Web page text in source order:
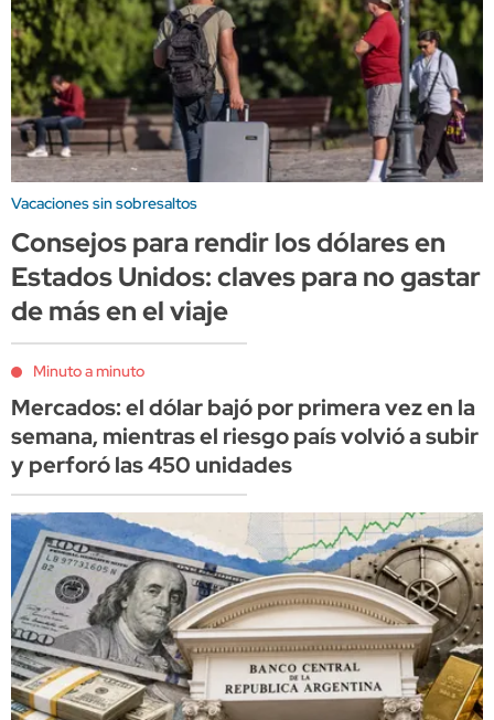
Vacaciones sin sobresaltos
Consejos para rendir los dólares en
Estados Unidos: claves para no gastar
de más en el viaje
Minuto a minuto
Mercados: el dólar bajó por primera vez en la
semana, mientras el riesgo país volvió a subir
y perforó las 450 unidades